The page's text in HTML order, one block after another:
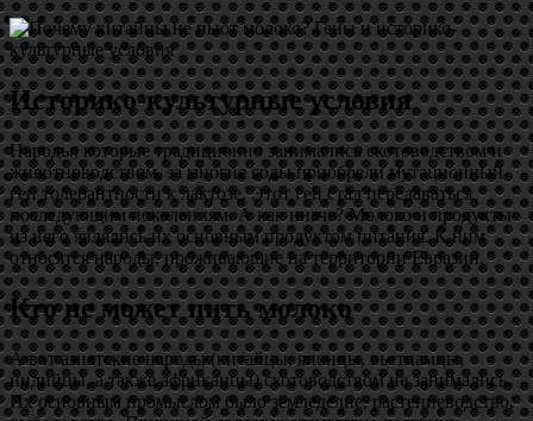
Историко-культурные условия
Народы, которые традиционно занимались скотоводством и
животноводством, за многие годы приобрели мутационный
ген толерантности к лактозе. Этот ген стал передаваться
последующим поколениям. А как иначе? Молоко и продукты
из него являлись их основным продуктом питания. К ним
относятся народы, проживающие на территории Евразии.
Кто не может пить молоко
А вот азиатские народы (китайцы, японцы, вьетнамцы,
индийцы, а также африканцы) скотоводством не занимались.
Их основным промыслом было земледелие, растениеводство,